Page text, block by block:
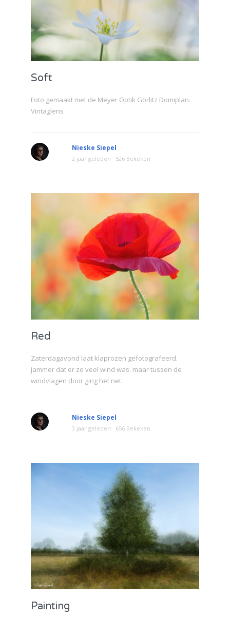
Soft
Foto gemaakt met de Meyer Optik Görlitz Domiplan.
Vintaglens
Nieske Siepel
2 jaar geleden 526 Bekeken
Red
Zaterdagavond laat klaprozen gefotografeerd.
jammer dat er zo veel wind was. maar tussen de
windvlagen door ging het net.
Nieske Siepel
3 jaar geleden 656 Bekeken
Painting